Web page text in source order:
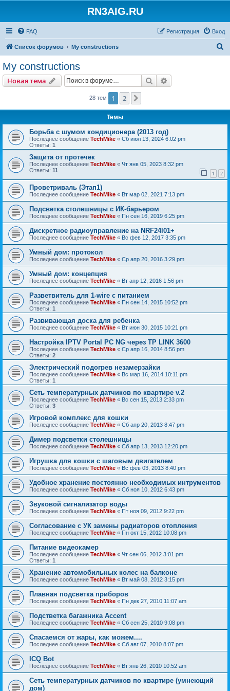
RN3AIG.RU
FAQ Вход
Регистрация
Список форумов My constructions
My constructions
Новая тема Поиск
28 тем 1 2
Темы
Борьба с шумом кондиционера (2013 год)
Последнее сообщение TechMike « Сб июл 13, 2024 6:02 pm
Ответы: 1
Защита от протечек
Последнее сообщение TechMike « Чт янв 05, 2023 8:32 pm
Ответы: 11 1 2
Проветриваль (Этап1)
Последнее сообщение TechMike « Вт мар 02, 2021 7:13 pm
Подсветка столешницы с ИК-барьером
Последнее сообщение TechMike « Пн сен 16, 2019 6:25 pm
Дискретное радиоуправление на NRF24l01+
Последнее сообщение TechMike « Вс фев 12, 2017 3:35 pm
Умный дом: протокол
Последнее сообщение TechMike « Ср апр 20, 2016 3:29 pm
Умный дом: концепция
Последнее сообщение TechMike « Вт апр 12, 2016 1:56 pm
Разветвитель для 1-wire с питанием
Последнее сообщение TechMike « Пн сен 14, 2015 10:52 pm
Ответы: 1
Развивающая доска для ребенка
Последнее сообщение TechMike « Вт июн 30, 2015 10:21 pm
Настройка IPTV Portal PC NG через TP LINK 3600
Последнее сообщение TechMike « Ср апр 16, 2014 8:56 pm
Ответы: 2
Электрический подогрев незамерзайки
Последнее сообщение TechMike « Вс мар 16, 2014 10:11 pm
Ответы: 1
Сеть температурных датчиков по квартире v.2
Последнее сообщение TechMike « Вс сен 15, 2013 2:33 pm
Ответы: 3
Игровой комплекс для кошки
Последнее сообщение TechMike « Сб апр 20, 2013 8:47 pm
Димер подсветки столешницы
Последнее сообщение TechMike « Сб апр 13, 2013 12:20 pm
Игрушка для кошки с шаговым двигателем
Последнее сообщение TechMike « Вс фев 03, 2013 8:40 pm
Удобное хранение постоянно необходимых интрументов
Последнее сообщение TechMike « Сб ноя 10, 2012 6:43 pm
Звуковой сигнализатор воды
Последнее сообщение TechMike « Пт ноя 09, 2012 9:22 pm
Согласование с УК замены радиаторов отопления
Последнее сообщение TechMike « Пн окт 15, 2012 10:08 pm
Питание видеокамер
Последнее сообщение TechMike « Чт сен 06, 2012 3:01 pm
Ответы: 1
Хранение автомобильных колес на балконе
Последнее сообщение TechMike « Вт май 08, 2012 3:15 pm
Плавная подсветка приборов
Последнее сообщение TechMike « Пн дек 27, 2010 11:07 am
Подстветка багажника Accent
Последнее сообщение TechMike « Сб сен 25, 2010 9:08 pm
Спасаемся от жары, как можем....
Последнее сообщение TechMike « Сб авг 07, 2010 8:07 pm
ICQ Bot
Последнее сообщение TechMike « Вт янв 26, 2010 10:52 am
Сеть температурных датчиков по квартире (умнеющий
дом)